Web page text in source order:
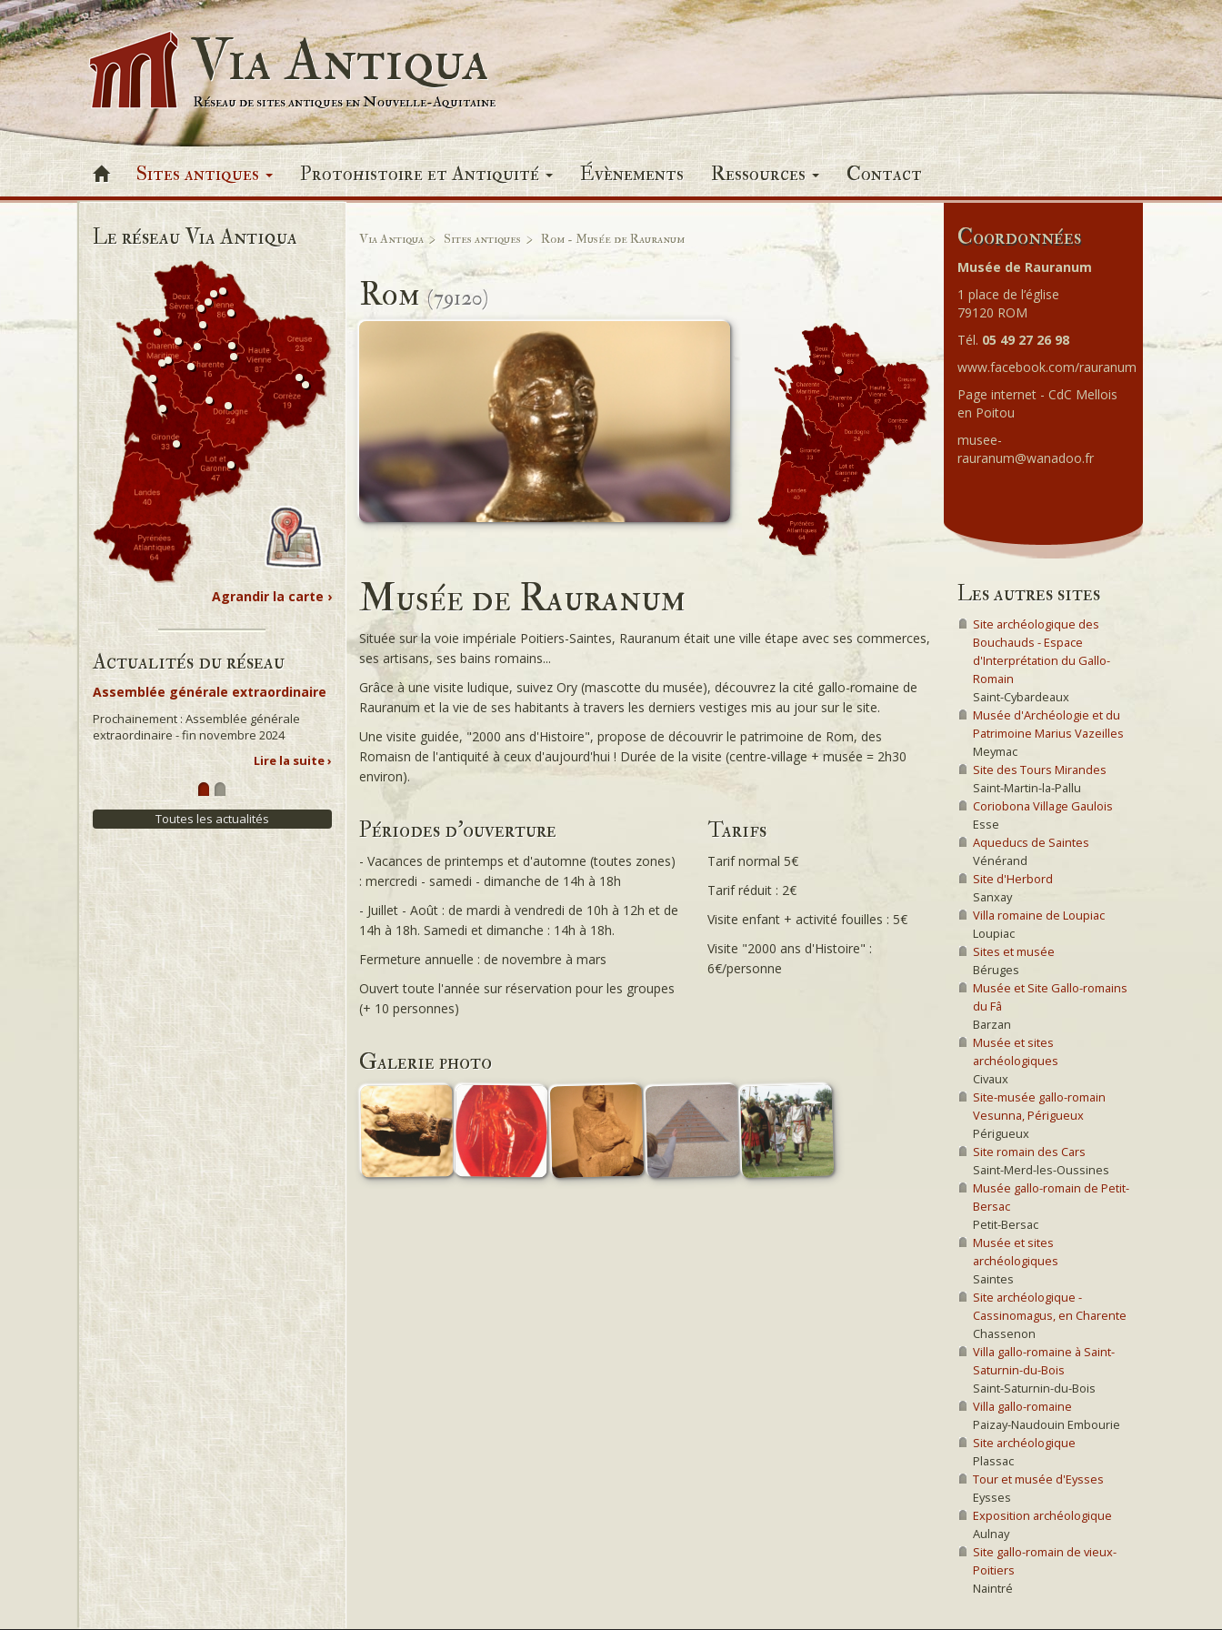
Via Antiqua
Réseau de sites antiques en Nouvelle-Aquitaine
Sites antiques Protohistoire et Antiquité Évènements Ressources Contact
Via Antiqua Sites antiques Rom - Musée de Rauranum
Rom(79120)
Musée de Rauranum
Située sur la voie impériale Poitiers-Saintes, Rauranum était une ville étape avec ses commerces,
ses artisans, ses bains romains...
Grâce à une visite ludique, suivez Ory (mascotte du musée), découvrez la cité gallo-romaine de
Rauranum et la vie de ses habitants à travers les derniers vestiges mis au jour sur le site.
Une visite guidée, "2000 ans d'Histoire", propose de découvrir le patrimoine de Rom, des
Romaisn de l'antiquité à ceux d'aujourd'hui ! Durée de la visite (centre-village + musée = 2h30
environ).
Périodes d'ouverture
- Vacances de printemps et d'automne (toutes zones)
: mercredi - samedi - dimanche de 14h à 18h
- Juillet - Août : de mardi à vendredi de 10h à 12h et de
14h à 18h. Samedi et dimanche : 14h à 18h.
Fermeture annuelle : de novembre à mars
Ouvert toute l'année sur réservation pour les groupes
(+ 10 personnes)
Tarifs
Tarif normal 5€
Tarif réduit : 2€
Visite enfant + activité fouilles : 5€
Visite "2000 ans d'Histoire" :
6€/personne
Galerie photo
Coordonnées
Musée de Rauranum
1 place de l’église
79120 ROM
Tél. 05 49 27 26 98
www.facebook.com/rauranum
Page internet - CdC Mellois
en Poitou
musee-
rauranum@wanadoo.fr
Les autres sites
Site archéologique des
Bouchauds - Espace
d'Interprétation du Gallo-
Romain
Saint-Cybardeaux
Musée d'Archéologie et du
Patrimoine Marius Vazeilles
Meymac
Site des Tours Mirandes
Saint-Martin-la-Pallu
Coriobona Village Gaulois
Esse
Aqueducs de Saintes
Vénérand
Site d'Herbord
Sanxay
Villa romaine de Loupiac
Loupiac
Sites et musée
Béruges
Musée et Site Gallo-romains
du Fâ
Barzan
Musée et sites
archéologiques
Civaux
Site-musée gallo-romain
Vesunna, Périgueux
Périgueux
Site romain des Cars
Saint-Merd-les-Oussines
Musée gallo-romain de Petit-
Bersac
Petit-Bersac
Musée et sites
archéologiques
Saintes
Site archéologique -
Cassinomagus, en Charente
Chassenon
Villa gallo-romaine à Saint-
Saturnin-du-Bois
Saint-Saturnin-du-Bois
Villa gallo-romaine
Paizay-Naudouin Embourie
Site archéologique
Plassac
Tour et musée d'Eysses
Eysses
Exposition archéologique
Aulnay
Site gallo-romain de vieux-
Poitiers
Naintré
Le réseau Via Antiqua
Agrandir la carte ›
Actualités du réseau
Assemblée générale extraordinaire
Prochainement : Assemblée générale
extraordinaire - fin novembre 2024
Lire la suite ›
Toutes les actualités